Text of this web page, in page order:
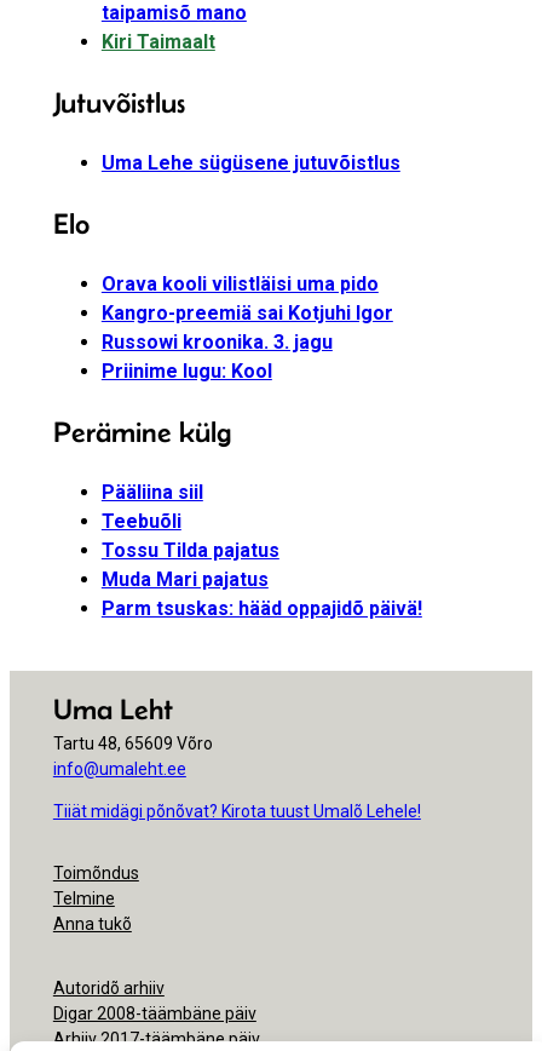
taipamisõ mano
Kiri Taimaalt
Jutuvõistlus
Uma Lehe sügüsene jutuvõistlus
Elo
Orava kooli vilistläisi uma pido
Kangro-preemiä sai Kotjuhi Igor
Russowi kroonika. 3. jagu
Priinime lugu: Kool
Perämine külg
Pääliina siil
Teebuõli
Tossu Tilda pajatus
Muda Mari pajatus
Parm tsuskas: hääd oppajidõ päivä!
Uma Leht
Tartu 48, 65609 Võro
info@umaleht.ee
Tiiät midägi põnõvat? Kirota tuust Umalõ Lehele!
Toimõndus
Telmine
Anna tukõ
Autoridõ arhiiv
Digar 2008-täämbäne päiv
Arhiiv 2017-täämbäne päiv